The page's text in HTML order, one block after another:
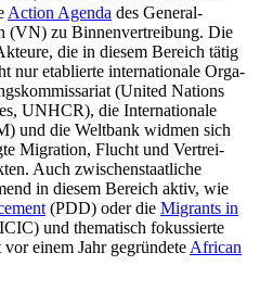
Action Agenda des Gene­ral­
(VN) zu Binnen­vertreibung. Die
die in diesem Bereich tätig
nur etab­lier­te inter­nationale Orga­
(United Nations
UNHCR), die Internatio­nale
und die Welt­bank widmen sich
Migration, Flucht und Vertrei­
Auch zwi­schenstaatliche
in diesem Bereich aktiv, wie
(PDD) oder die Migrants in
und thematisch fokussierte
einem Jahr gegründete African